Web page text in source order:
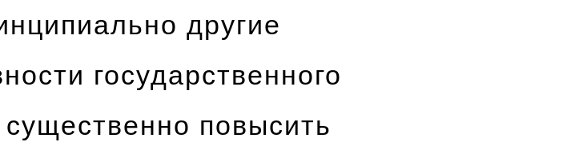
другие
государственного
повысить